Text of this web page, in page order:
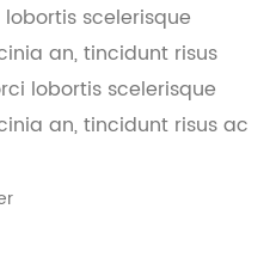
scelerisque
an, tincidunt risus
lobortis scelerisque
an, tincidunt risus ac